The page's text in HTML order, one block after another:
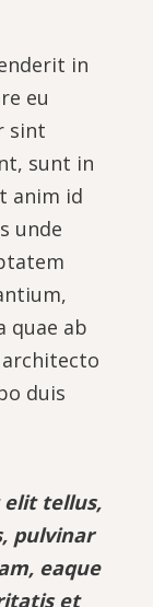
in
eu
sint
sunt in
anim id
unde
quae ab
duis
elit tellus,
pulvinar
eaque
et